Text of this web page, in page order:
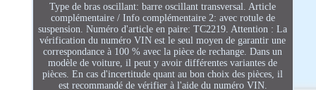
Type de bras oscillant: barre oscillant transversal. Article
complémentaire / Info complémentaire 2: avec rotule de
suspension. Numéro d'article en paire: TC2219. Attention : La
vérification du numéro VIN est le seul moyen de garantir une
correspondance à 100 % avec la pièce de rechange. Dans un
modèle de voiture, il peut y avoir différentes variantes de
pièces. En cas d'incertitude quant au bon choix des pièces, il
est recommandé de vérifier à l'aide du numéro VIN.